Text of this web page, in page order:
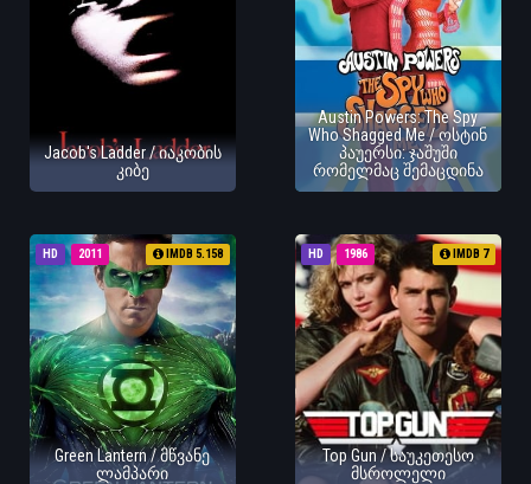
Jacob's Ladder / იაკობის
კიბე
Austin Powers: The Spy
Who Shagged Me / ოსტინ
პაუერსი: ჯაშუში
რომელმაც შემაცდინა
HD 2011 IMDB 5.158
Green Lantern / მწვანე
ლამპარი
HD 1986 IMDB 7
Top Gun / საუკეთესო
მსროლელი